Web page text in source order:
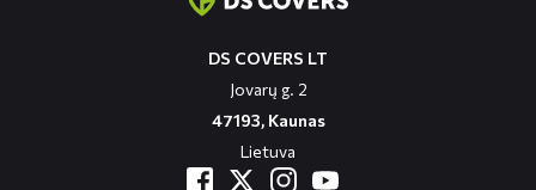
DS COVERS LT
Jovarų g. 2
47193, Kaunas
Lietuva